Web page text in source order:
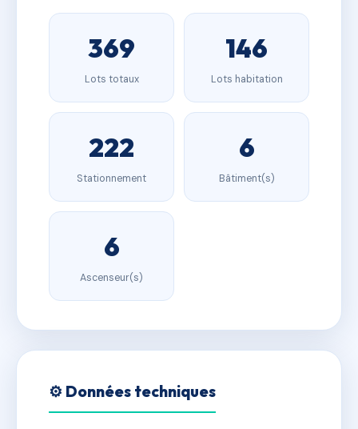
369
Lots totaux
146
Lots habitation
222
Stationnement
6
Bâtiment(s)
6
Ascenseur(s)
⚙️ Données techniques